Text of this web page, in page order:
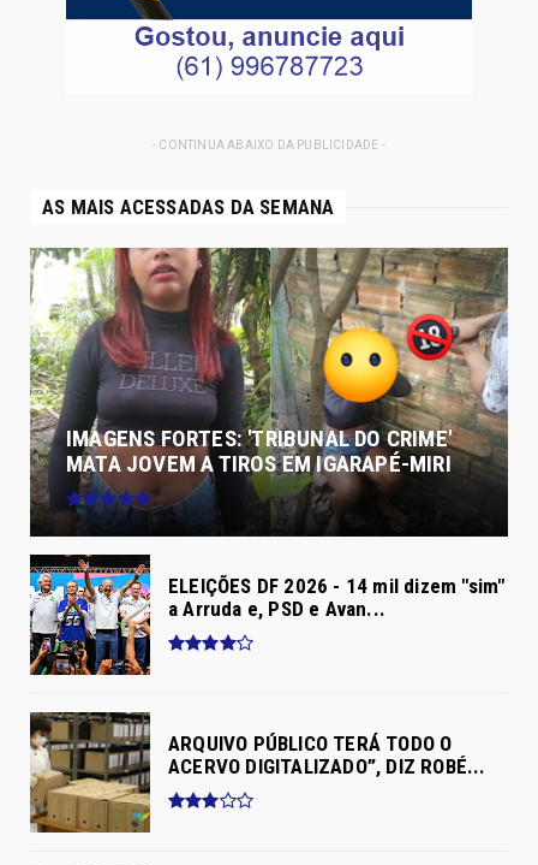
- CONTINUA ABAIXO DA PUBLICIDADE -
AS MAIS ACESSADAS DA SEMANA
IMAGENS FORTES: 'TRIBUNAL DO CRIME'
MATA JOVEM A TIROS EM IGARAPÉ-MIRI
ELEIÇÕES DF 2026 - 14 mil dizem "sim"
a Arruda e, PSD e Avan...
ARQUIVO PÚBLICO TERÁ TODO O
ACERVO DIGITALIZADO”, DIZ ROBÉ...